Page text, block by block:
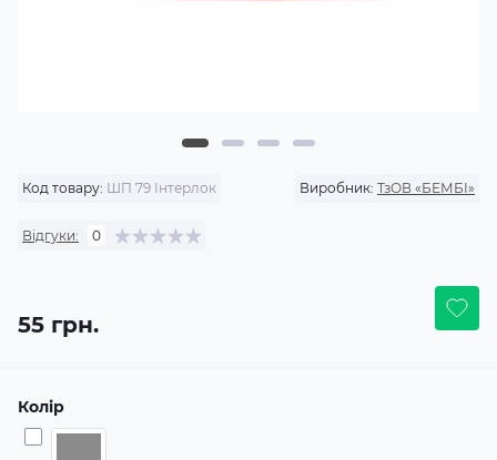
Код товару: ШП 79 Інтерлок Виробник: ТзОВ «БЕМБІ»
Відгуки: 0
55 грн.
Колір